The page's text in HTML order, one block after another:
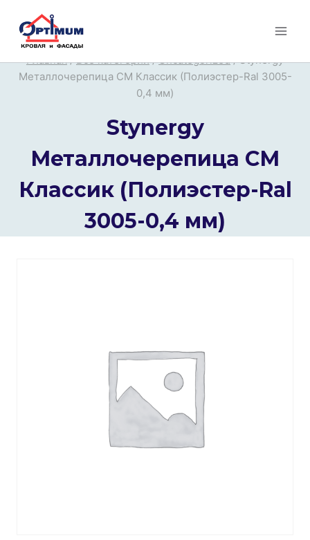
Перейти
Главная / Все категории / Uncategorized / Stynergy
Металлочерепица СМ Классик (Полиэстер-Ral 3005-
0,4 мм)
Stynergy
Металлочерепица СМ
Классик (Полиэстер-Ral
3005-0,4 мм)